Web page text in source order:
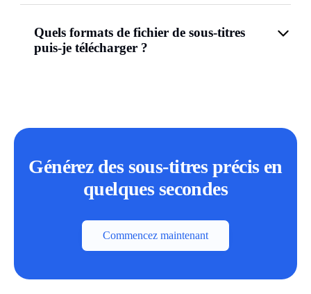
Quels formats de fichier de sous-titres
puis-je télécharger ?
Générez des sous-titres précis en
quelques secondes
Commencez maintenant